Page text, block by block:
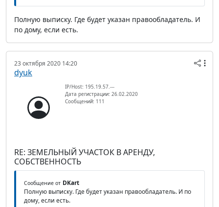
Полную выписку. Где будет указан правообладатель. И
по дому, если есть.
23 октября 2020 14:20
dyuk
IP/Host: 195.19.57.---
Дата регистрации: 26.02.2020
Сообщений: 111
RE: ЗЕМЕЛЬНЫЙ УЧАСТОК В АРЕНДУ,
СОБСТВЕННОСТЬ
Сообщение от DKart
Полную выписку. Где будет указан правообладатель. И по
дому, если есть.